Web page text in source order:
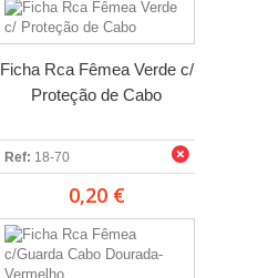
Ficha Rca Fêmea Verde c/
Proteção de Cabo
Ref: 18-70
0,20 €